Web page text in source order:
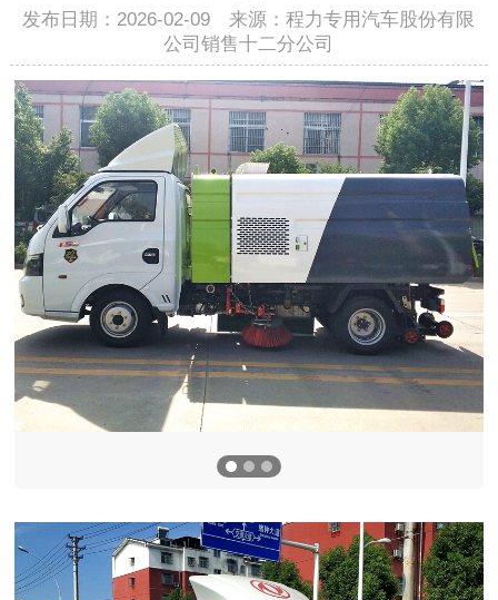
发布日期：2026-02-09 来源：程力专用汽车股份有限
公司销售十二分公司